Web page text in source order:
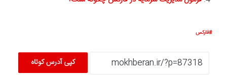
فارکس
کپی آدرس کوتاه